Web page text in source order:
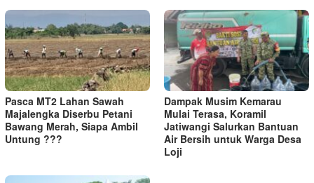
Pasca MT2 Lahan Sawah
Majalengka Diserbu Petani
Bawang Merah, Siapa Ambil
Untung ???
Dampak Musim Kemarau
Mulai Terasa, Koramil
Jatiwangi Salurkan Bantuan
Air Bersih untuk Warga Desa
Loji